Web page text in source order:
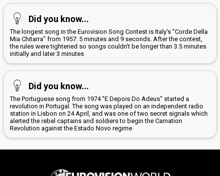
Did you know...
The longest song in the Eurovision Song Contest is Italy's "Corde Della
Mia Chitarra" from 1957: 5 minutes and 9 seconds. After the contest,
the rules were tightened so songs couldn't be longer than 3.5 minutes
initially and later 3 minutes
Did you know...
The Portuguese song from 1974 "E Depois Do Adeus" started a
revolution in Portugal. The song was played on an independent radio
station in Lisbon on 24 April, and was one of two secret signals which
alerted the rebel captains and soldiers to begin the Carnation
Revolution against the Estado Novo regime